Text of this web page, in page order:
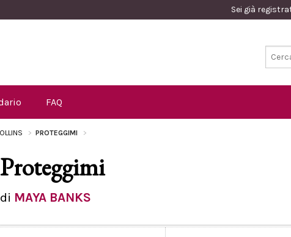
Sei già
FAQ
PROTEGGIMI
Proteggimi
di MAYA BANKS